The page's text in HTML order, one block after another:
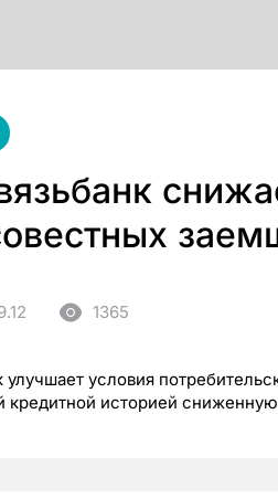
1365
условия
кредитной историей